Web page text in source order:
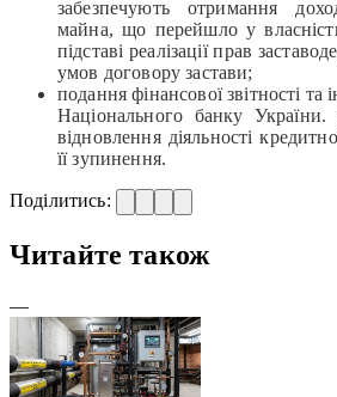
забезпечують отримання
майна, що перейшло у
підставі реалізації прав
умов договору застави;
подання фінансової звітності
Національного банку
відновлення діяльності
її зупинення.
Поділитись:
Читайте також
—